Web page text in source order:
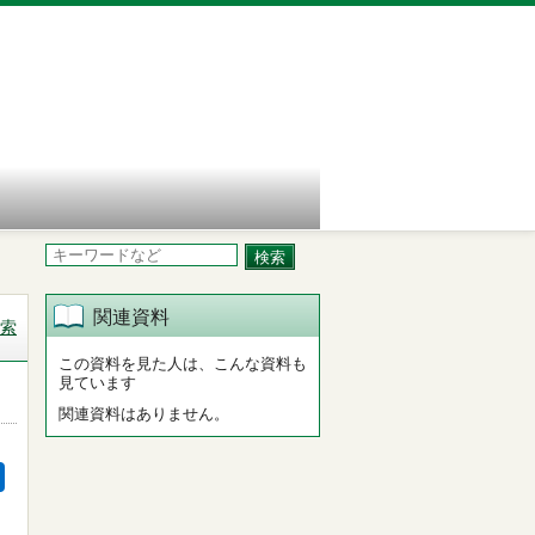
関連資料
この資料を見た人は、こんな資料も
見ています
関連資料はありません。